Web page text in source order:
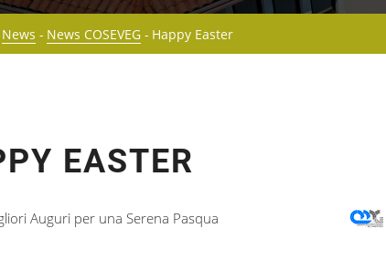
News News COSEVEG Happy Easter
EASTER
Auguri per una Serena Pasqua